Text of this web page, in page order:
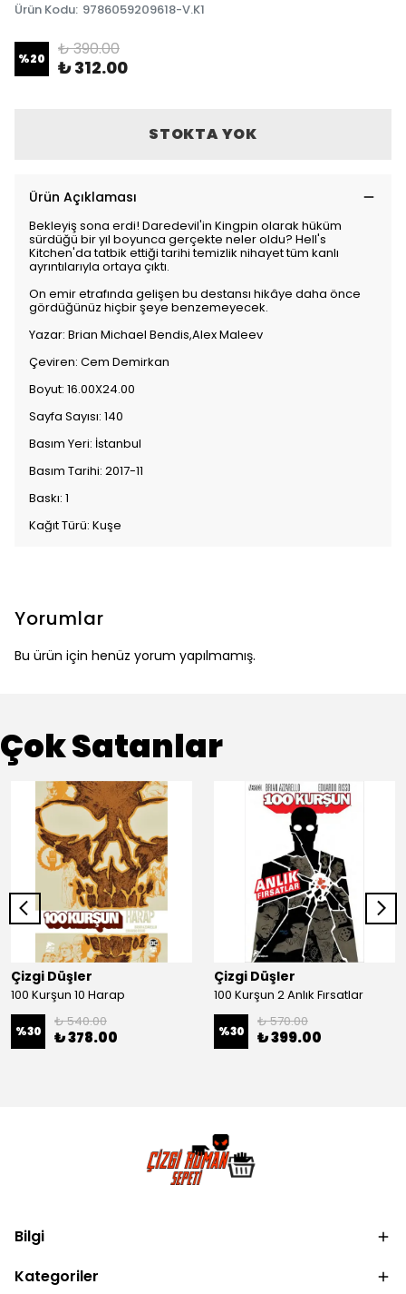
Ürün Kodu: 9786059209618-V.K1
%20 ₺ 390.00
₺ 312.00
STOKTA YOK
Ürün Açıklaması
Bekleyiş sona erdi! Daredevil'in Kingpin olarak hüküm
sürdüğü bir yıl boyunca gerçekte neler oldu? Hell's
Kitchen'da tatbik ettiği tarihi temizlik nihayet tüm kanlı
ayrıntılarıyla ortaya çıktı.
On emir etrafında gelişen bu destansı hikâye daha önce
gördüğünüz hiçbir şeye benzemeyecek.
Yazar: Brian Michael Bendis,Alex Maleev
Çeviren: Cem Demirkan
Boyut: 16.00X24.00
Sayfa Sayısı: 140
Basım Yeri: İstanbul
Basım Tarihi: 2017-11
Baskı: 1
Kağıt Türü: Kuşe
Yorumlar
Bu ürün için henüz yorum yapılmamış.
Çok Satanlar
Çizgi Düşler
100 Kurşun 10 Harap
%30
₺ 540.00
₺ 378.00
Çizgi Düşler
100 Kurşun 2 Anlık Fırsatlar
%30
₺ 570.00
₺ 399.00
Bilgi
Kategoriler